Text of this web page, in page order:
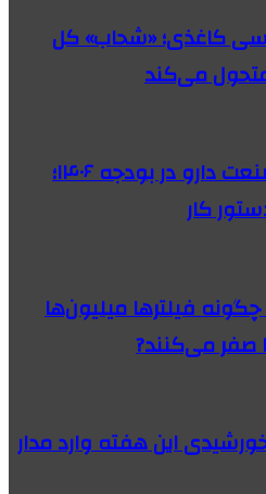
کاغذی؛ «شحاب» کل
می‌کند
تسویه بدهی‌های صنعت دارو در بودجه ۱۴۰۶؛
کار
چگونه فیلترها میلیون‌ها
صفر می‌کنند?
خورشیدی این هفته وارد مدار